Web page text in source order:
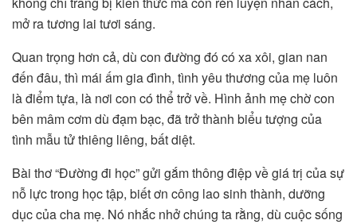
mở ra tương lai tươi sáng.
Quan trọng hơn cả, dù con đường đó có xa xôi, gian nan
đến đâu, thì mái ấm gia đình, tình yêu thương của mẹ luôn
là điểm tựa, là nơi con có thể trở về. Hình ảnh mẹ chờ con
bên mâm cơm dù đạm bạc, đã trở thành biểu tượng của
tình mẫu tử thiêng liêng, bất diệt.
Bài thơ “Đường đi học” gửi gắm thông điệp về giá trị của sự
nỗ lực trong học tập, biết ơn công lao sinh thành, dưỡng
dục của cha mẹ. Nó nhắc nhở chúng ta rằng, dù cuộc sống